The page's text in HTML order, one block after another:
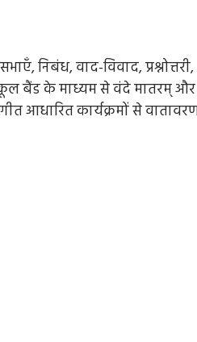
निबंध, वाद-विवाद, प्रश्नोत्तरी,
स्कूल बैंड के माध्यम से वंदे मातरम् और
आधारित कार्यक्रमों से